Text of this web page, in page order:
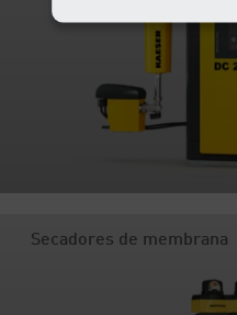
Secadores de membrana